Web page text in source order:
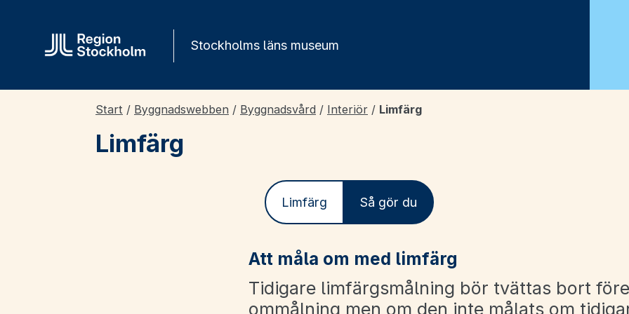
Stockholms läns museum
Start / Byggnadswebben / Byggnadsvård / Interiör / Limfärg
Limfärg
Limfärg Så gör du
Att måla om med limfärg
Tidigare limfärgsmålning bör tvättas bort före
ommålning men om den inte målats om